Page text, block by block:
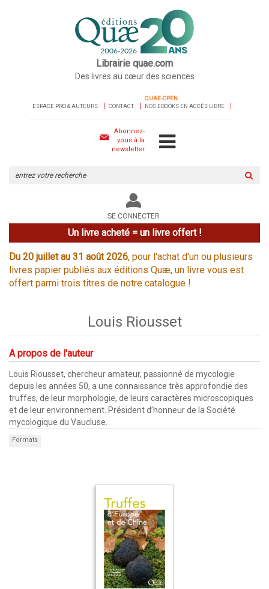
Librairie quae.com
Des livres au cœur des sciences
ESPACE PRO & AUTEURS CONTACT
QUAE-OPEN
NOS EBOOKS EN ACCÈS LIBRE
Abonnez-
vous à la
newsletter
le
site
SE CONNECTER
Un livre acheté = un livre offert !
Du 20 juillet au 31 août 2026, pour l'achat d'un ou plusieurs
livres papier publiés aux éditions Quæ, un livre vous est
offert parmi trois titres de notre catalogue !
Louis Riousset
A propos de l'auteur
Louis Riousset, chercheur amateur, passionné de mycologie
depuis les années 50, a une connaissance très approfondie des
truffes, de leur morphologie, de leurs caractères microscopiques
et de leur environnement. Président d’honneur de la Société
mycologique du Vaucluse.
Formats